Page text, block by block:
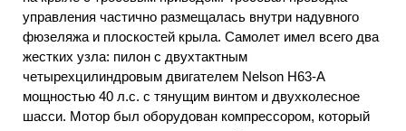
управления частично размещалась внутри надувного
фюзеляжа и плоскостей крыла. Самолет имел всего два
жестких узла: пилон с двухтактным
четырехцилиндровым двигателем Nelson Н63-А
мощностью 40 л.с. с тянущим винтом и двухколесное
шасси. Мотор был оборудован компрессором, который